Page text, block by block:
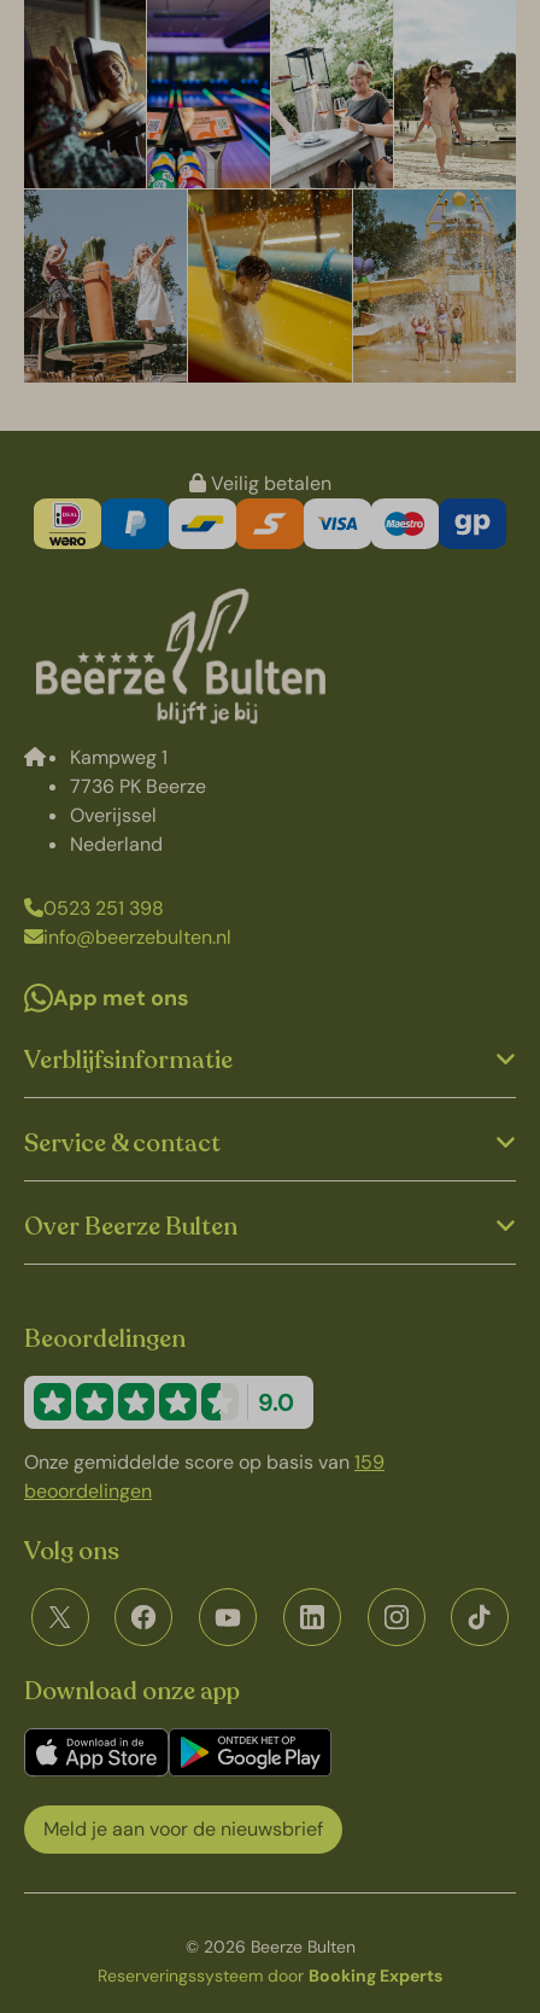
Veilig betalen
Kampweg 1
7736 PK Beerze
Overijssel
Nederland
0523 251 398
info@beerzebulten.nl
App met ons
Verblijfsinformatie
Service & contact
Over Beerze Bulten
Beoordelingen
9.0
Onze gemiddelde score op basis van159
beoordelingen
Volg ons
Download onze app
Meld je aan voor de nieuwsbrief
© 2026 Beerze Bulten
Reserveringssysteem door Booking Experts